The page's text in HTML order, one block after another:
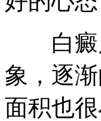
白癜风
象，逐
面积也